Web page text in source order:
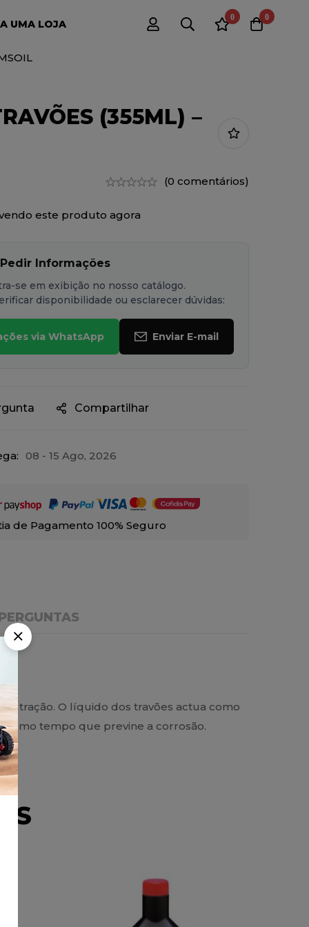
UMA LOJA
0 0
(355ML) –
(0 comentários)
este produto agora
Informações
se em exibição no nosso catálogo.
disponibilidade ou esclarecer dúvidas:
via WhatsApp Enviar E-mail
Compartilhar
08 - 15 Ago, 2026
de Pagamento 100% Seguro
tração. O líquido dos travões actua como
tempo que previne a corrosão.